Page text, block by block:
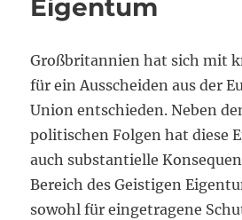
Eigentum
Großbritannien hat sich mit
für ein Ausscheiden aus der
Union entschieden. Neben
politischen Folgen hat diese
auch substantielle
Bereich des Geistigen
sowohl für eingetragene